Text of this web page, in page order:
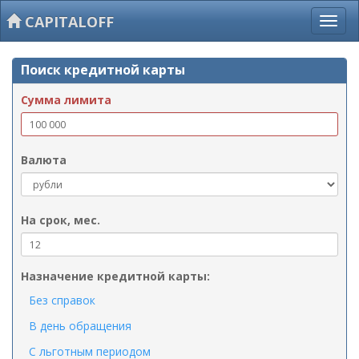
CAPITALOFF
Поиск кредитной карты
Сумма лимита
Валюта
На срок, мес.
Назначение кредитной карты:
Без справок
В день обращения
С льготным периодом